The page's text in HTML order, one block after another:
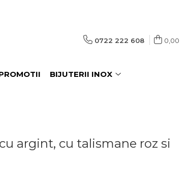
0722 222 608 0,00
BIJUTERII INOX
argint, cu talismane roz si